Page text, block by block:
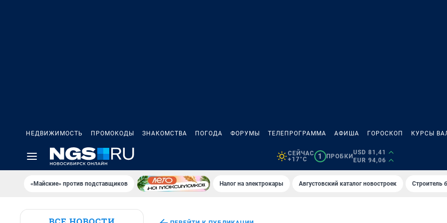
НЕДВИЖИМОСТЬ ПРОМОКОДЫ ЗНАКОМСТВА ПОГОДА ФОРУМЫ ТЕЛЕПРОГРАММА АФИША ГОРОСКОП КУРСЫ
СЕЙЧАС
+17°C
1 ПРОБКИ
USD 81,41
EUR 94,06
«Майские» против подставщиков Налог на электрокары Августовский каталог новостроек Строитель